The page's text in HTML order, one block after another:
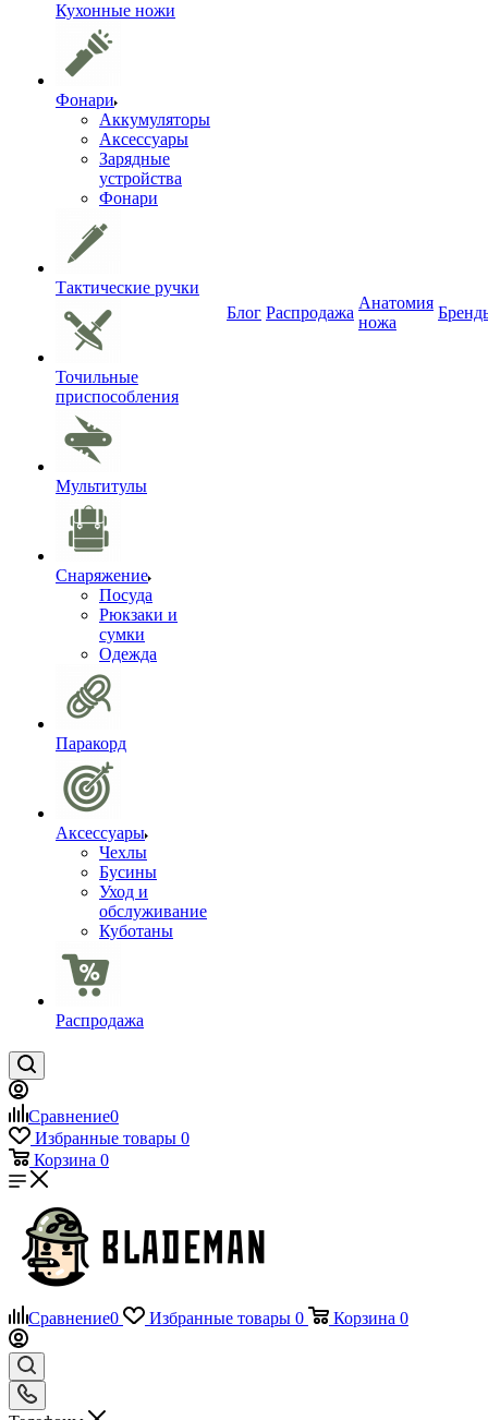
Кухонные ножи
Фонари
Аккумуляторы
Аксессуары
Зарядные
устройства
Фонари
Тактические ручки
Точильные
приспособления
Мультитулы
Снаряжение
Посуда
Рюкзаки и
сумки
Одежда
Паракорд
Аксессуары
Чехлы
Бусины
Уход и
обслуживание
Куботаны
Распродажа
Блог Распродажа
Анатомия
ножа
Сравнение0
Избранные товары 0
Корзина 0
Сравнение0 Избранные товары 0 Корзина 0